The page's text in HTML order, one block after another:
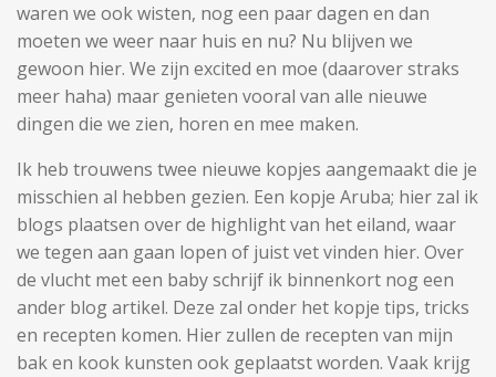
waren we ook wisten, nog een paar dagen en dan
moeten we weer naar huis en nu? Nu blijven we
gewoon hier. We zijn excited en moe (daarover straks
meer haha) maar genieten vooral van alle nieuwe
dingen die we zien, horen en mee maken.
Ik heb trouwens twee nieuwe kopjes aangemaakt die je
misschien al hebben gezien. Een kopje Aruba; hier zal ik
blogs plaatsen over de highlight van het eiland, waar
we tegen aan gaan lopen of juist vet vinden hier. Over
de vlucht met een baby schrijf ik binnenkort nog een
ander blog artikel. Deze zal onder het kopje tips, tricks
en recepten komen. Hier zullen de recepten van mijn
bak en kook kunsten ook geplaatst worden. Vaak krijg